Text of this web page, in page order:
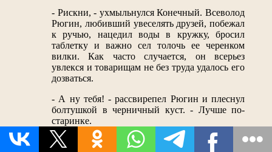
- Рискни, - ухмыльнулся Конечный. Всеволод
Рюгин, любивший увеселять друзей, побежал
к ручью, нацедил воды в кружку, бросил
таблетку и важно сел толочь ее черенком
вилки. Как часто случается, он всерьез
увлекся и товарищам не без труда удалось его
дозваться.
- А ну тебя! - рассвирепел Рюгин и плеснул
болтушкой в черничный куст. - Лучше по-
старинке.
- Совсем по-старинке не выйдет, - осклабился